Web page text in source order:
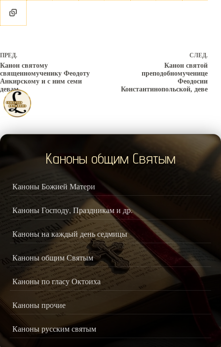
ПРЕД.
Канон святому
священномученику Феодоту
Анкирскому и с ним семи
девам
СЛЕД.
Канон святой
преподобномученице
Феодосии
Константинопольской, деве
Каноны общим Святым
Каноны Божией Матери
Каноны Господу, Праздникам и др.
Каноны на каждый день седмицы
Каноны общим Святым
Каноны по гласу Октоиха
Каноны прочие
Каноны русским святым